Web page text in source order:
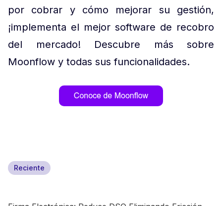
por cobrar y cómo mejorar su gestión,
¡implementa el mejor software de recobro
del mercado! Descubre más sobre
Moonflow y todas sus funcionalidades.
Reciente